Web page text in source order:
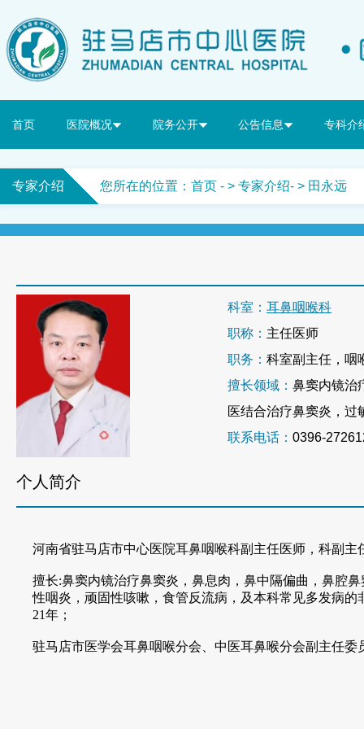
首页 医院概况 院务公开 公告信息 专科介
专家介绍 您所在的位置： 首页 - > 专家介绍- > 田永远
科室： 耳鼻咽喉科
职称： 主任医师
职务： 科室副主任，咽
擅长领域： 鼻窦内镜治
医结合治疗鼻窦炎，过
联系电话： 0396-
个人简介
河南省驻马店市中心医院耳鼻咽喉科副主任医师，科副主
擅长:鼻窦内镜治疗鼻窦炎，鼻息肉，鼻中隔偏曲，鼻腔
性咽炎，顽固性咳嗽，食管反流病，及本科常见多发病的
21年；
驻马店市医学会耳鼻咽喉分会、中医耳鼻喉分会副主任委